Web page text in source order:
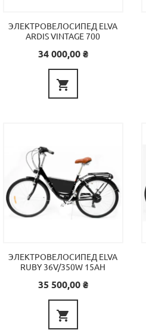
ЭЛЕКТРОВЕЛОСИПЕД ELVA
ARDIS VINTAGE 700
Цена
34 000,00 ₴

ЭЛЕКТРОВЕЛОСИПЕД ELVA
RUBY 36V/350W 15AH
Цена
35 500,00 ₴
